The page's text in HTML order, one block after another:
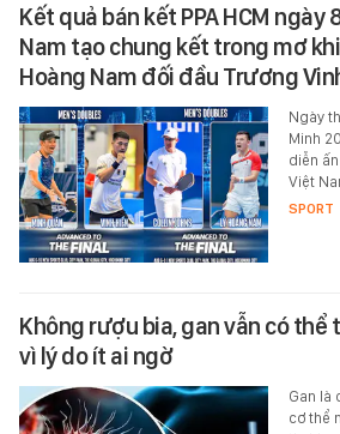
Kết quả bán kết PPA HCM ngày
Nam tạo chung kết trong mơ
Hoàng Nam đối đầu Trương
Ngày
Minh
diễn
Việt
SPORT
Không rượu bia, gan vẫn có
vì lý do ít ai ngờ
Gan là
cơ thể